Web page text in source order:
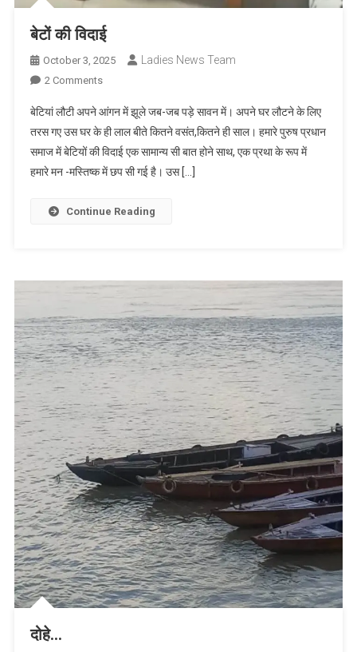
बेटों की विदाई
October 3, 2025 Ladies News Team
2 CommentsOn
की
विदाई
बेटियां लौटी अपने आंगन में झूले जब-जब पड़े सावन में। अपने घर लौटने के लिए
तरस गए उस घर के ही लाल बीते कितने वसंत,कितने ही साल। हमारे पुरुष प्रधान
समाज में बेटियों की विदाई एक सामान्य सी बात होने साथ, एक प्रथा के रूप में
हमारे मन -मस्तिष्क में छप सी गई है। उस […]
Continue Reading
दोहे…